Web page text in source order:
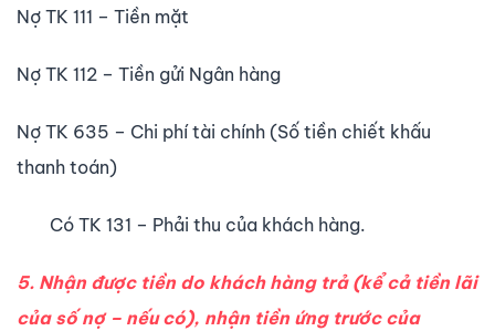
Nợ TK 111 – Tiền mặt
Nợ TK 112 – Tiền gửi Ngân hàng
Nợ TK 635 – Chi phí tài chính (Số tiền chiết khấu
thanh toán)
Có TK 131 – Phải thu của khách hàng.
5. Nhận được tiền do khách hàng trả (kể cả tiền lãi
của số nợ – nếu có), nhận tiền ứng trước của